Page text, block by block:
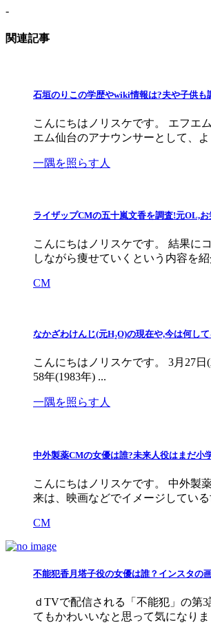
-
関連記事
石垣のりこの学歴やwiki情報は?夫や子供
こんにちはノリスケです。 エフエ
エム仙台のアナウンサーとして、よ
一隅を照らす人
ライザップCMの五十嵐文香を調査!元OL,
こんにちはノリスケです。 結果に
しながら痩せていくという内容を紹
CM
なかざわけんじ(元H₂O)の現在や,今は何し
こんにちはノリスケです。 3月27
58年(1983年) ...
一隅を照らす人
中外製薬CMの女優は誰?未来人役はまだ小
こんにちはノリスケです。 中外製
来は、映画などでイメージしている
CM
不能犯香月塔子役の女優は誰？インスタの
ｄTVで配信される「不能犯」の第
てもかわいいなと思って気になりま